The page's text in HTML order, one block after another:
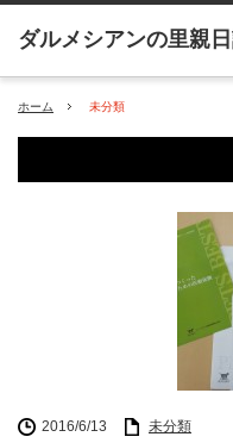
ホーム 未分類
2016/6/13 未分類